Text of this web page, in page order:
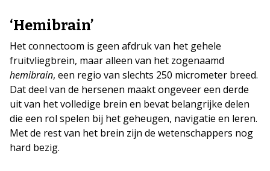
‘Hemibrain’
Het connectoom is geen afdruk van het gehele
fruitvliegbrein, maar alleen van het zogenaamd
hemibrain, een regio van slechts 250 micrometer breed.
Dat deel van de hersenen maakt ongeveer een derde
uit van het volledige brein en bevat belangrijke delen
die een rol spelen bij het geheugen, navigatie en leren.
Met de rest van het brein zijn de wetenschappers nog
hard bezig.